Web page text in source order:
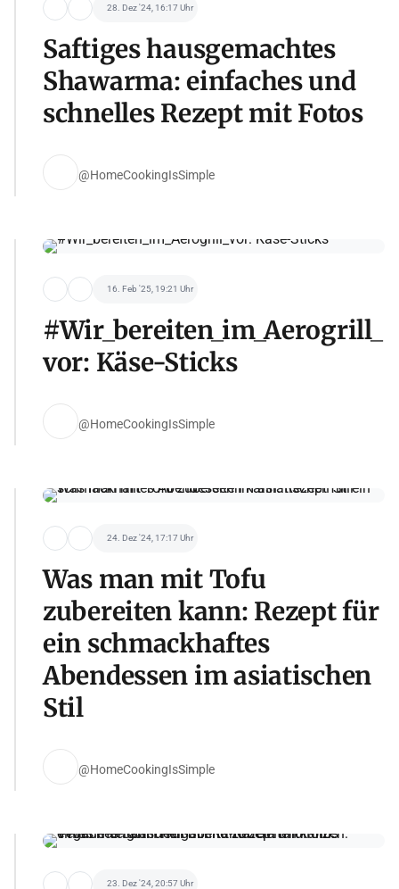
28. Dez '24, 16:17 Uhr
Saftiges hausgemachtes
Shawarma: einfaches und
schnelles Rezept mit Fotos
@HomeCookingIsSimple
16. Feb '25, 19:21 Uhr
#Wir_bereiten_im_Aerogrill_
vor: Käse-Sticks
@HomeCookingIsSimple
24. Dez '24, 17:17 Uhr
Was man mit Tofu
zubereiten kann: Rezept für
ein schmackhaftes
Abendessen im asiatischen
Stil
@HomeCookingIsSimple
23. Dez '24, 20:57 Uhr